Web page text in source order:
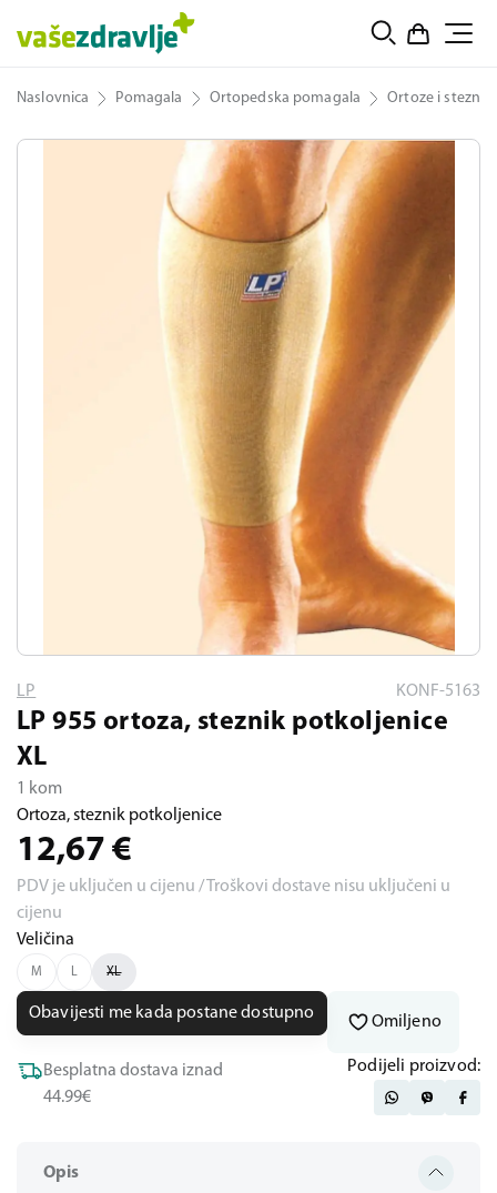
Naslovnica Pomagala Ortopedska pomagala Ortoze i steznici
Opis
LP KONF-5163
LP 955 ortoza, steznik potkoljenice
XL
1 kom
Ortoza, steznik potkoljenice
12,67 €
PDV je uključen u cijenu / Troškovi dostave nisu uključeni u
cijenu
Veličina
M L XL
Obavijesti me kada postane dostupno
Omiljeno
Besplatna dostava iznad
44.99€
Podijeli proizvod: